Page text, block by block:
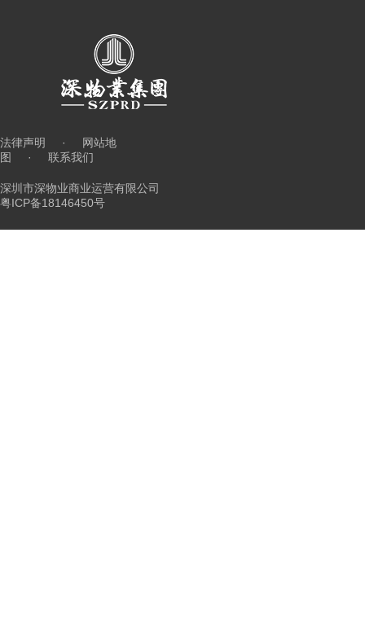
法律声明 ·
网站地
图
· 联系我们
深圳市深物业商业运营有限公司
粤ICP备18146450号